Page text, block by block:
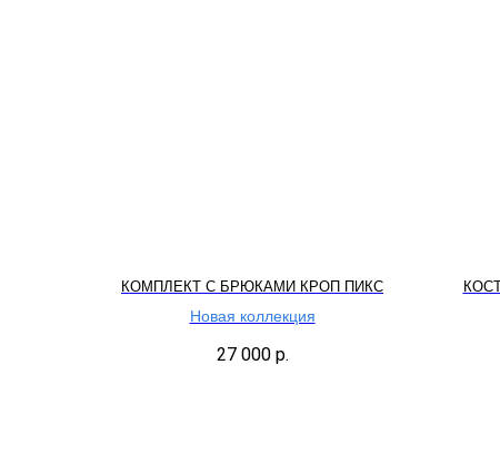
КОМПЛЕКТ С БРЮКАМИ КРОП ПИКС
Новая коллекция
27 000 р.